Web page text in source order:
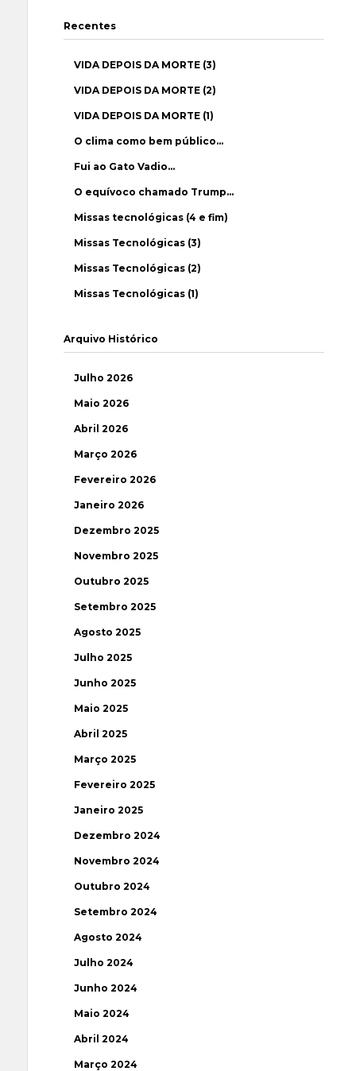
Recentes
VIDA DEPOIS DA MORTE (3)
VIDA DEPOIS DA MORTE (2)
VIDA DEPOIS DA MORTE (1)
O clima como bem público…
Fui ao Gato Vadio…
O equívoco chamado Trump…
Missas tecnológicas (4 e fim)
Missas Tecnológicas (3)
Missas Tecnológicas (2)
Missas Tecnológicas (1)
Arquivo Histórico
Julho 2026
Maio 2026
Abril 2026
Março 2026
Fevereiro 2026
Janeiro 2026
Dezembro 2025
Novembro 2025
Outubro 2025
Setembro 2025
Agosto 2025
Julho 2025
Junho 2025
Maio 2025
Abril 2025
Março 2025
Fevereiro 2025
Janeiro 2025
Dezembro 2024
Novembro 2024
Outubro 2024
Setembro 2024
Agosto 2024
Julho 2024
Junho 2024
Maio 2024
Abril 2024
Março 2024